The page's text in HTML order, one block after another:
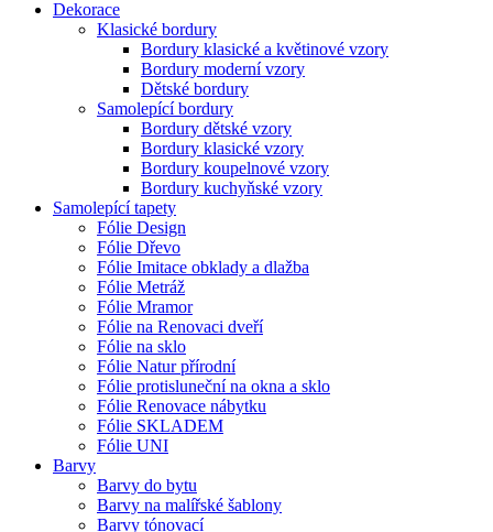
Dekorace
Klasické bordury
Bordury klasické a květinové vzory
Bordury moderní vzory
Dětské bordury
Samolepící bordury
Bordury dětské vzory
Bordury klasické vzory
Bordury koupelnové vzory
Bordury kuchyňské vzory
Samolepící tapety
Fólie Design
Fólie Dřevo
Fólie Imitace obklady a dlažba
Fólie Metráž
Fólie Mramor
Fólie na Renovaci dveří
Fólie na sklo
Fólie Natur přírodní
Fólie protisluneční na okna a sklo
Fólie Renovace nábytku
Fólie SKLADEM
Fólie UNI
Barvy
Barvy do bytu
Barvy na malířské šablony
Barvy tónovací